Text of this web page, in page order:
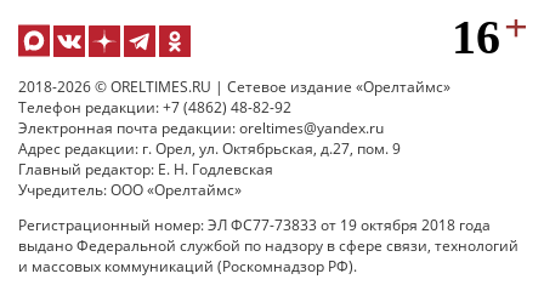
2018-2026 © ORELTIMES.RU | Сетевое издание «Орелтаймс»
Телефон редакции: +7 (4862) 48-82-92
Электронная почта редакции: oreltimes@yandex.ru
Адрес редакции: г. Орел, ул. Октябрьская, д.27, пом. 9
Главный редактор: Е. Н. Годлевская
Учредитель: ООО «Орелтаймс»
Регистрационный номер: ЭЛ ФС77-73833 от 19 октября 2018 года
выдано Федеральной службой по надзору в сфере связи, технологий
и массовых коммуникаций (Роскомнадзор РФ).